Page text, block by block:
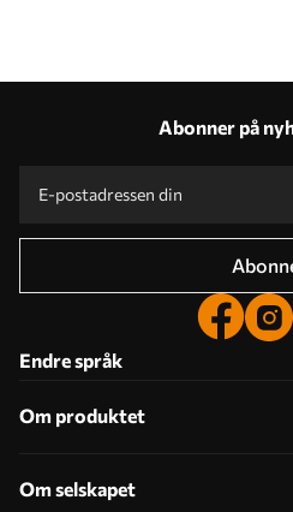
Abonner på
Endre språk
Om produktet
Om selskapet